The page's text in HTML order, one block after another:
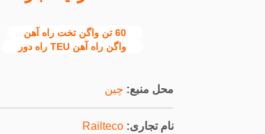
60 تن واگن تخت راه آهن
واگن راه آهن TEU راه دور
محل منبع: چین
نام تجاری: Railteco